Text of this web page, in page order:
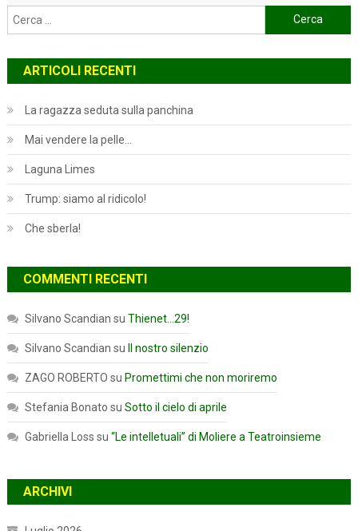
Ricerca
per:
ARTICOLI RECENTI
La ragazza seduta sulla panchina
Mai vendere la pelle…
Laguna Limes
Trump: siamo al ridicolo!
Che sberla!
COMMENTI RECENTI
Silvano Scandian su Thienet…29!
Silvano Scandian su Il nostro silenzio
ZAGO ROBERTO su Promettimi che non moriremo
Stefania Bonato su Sotto il cielo di aprile
Gabriella Loss su “Le intelletuali” di Moliere a Teatroinsieme
ARCHIVI